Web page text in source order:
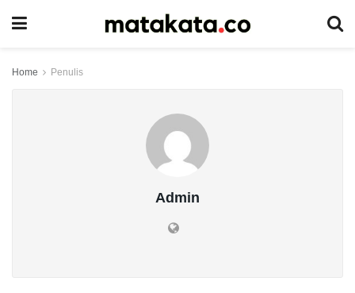
Home Penulis
Admin